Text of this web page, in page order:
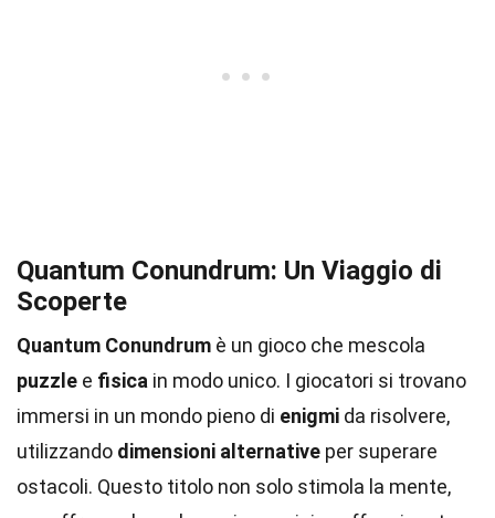
Quantum Conundrum: Un Viaggio di
Scoperte
Quantum Conundrum è un gioco che mescola
puzzle e fisica in modo unico. I giocatori si trovano
immersi in un mondo pieno di enigmi da risolvere,
utilizzando dimensioni alternative per superare
ostacoli. Questo titolo non solo stimola la mente,